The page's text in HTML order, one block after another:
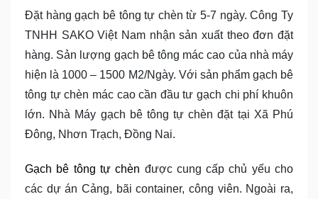
Đặt hàng gạch bê tông tự chèn từ 5-7 ngày. Công Ty
TNHH SAKO Việt Nam nhận sản xuất theo đơn đặt
hàng. Sản lượng gạch bê tông mác cao của nhà máy
hiện là 1000 – 1500 M2/Ngày. Với sản phẩm gạch bê
tông tự chèn mác cao cần đầu tư gạch chi phí khuôn
lớn. Nhà Máy gạch bê tông tự chèn đặt tại Xã Phú
Đông, Nhơn Trạch, Đồng Nai.
Gạch bê tông tự chèn được cung cấp chủ yếu cho
các dự án Cảng, bãi container, công viên. Ngoài ra,